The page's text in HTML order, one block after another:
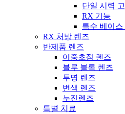
단일 시력
RX 기능
특수 베이스
RX 처방 렌즈
반제품 렌즈
이중초점 렌즈
블루 블록 렌즈
투명 렌즈
변색 렌즈
누진렌즈
특별 치료